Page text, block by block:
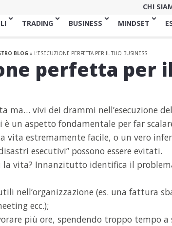
CHI
TRADING BUSINESS MINDSET
BLOG » L’ESECUZIONE PERFETTA PER IL TUO BUSINESS
perfetta per
ma… vivi dei drammi nell’esecuzione
è un aspetto fondamentale per far
vita estremamente facile, o un vero
esecutivi” possono essere evitati.
vita? Innanzitutto identifica il
nell’organizzazione (es. una fattura
ecc.);
più ore, spendendo troppo tempo a